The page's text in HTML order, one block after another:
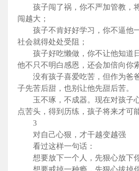
孩子闯了祸，你不严加管教，
闯越大；
孩子不肯好好学习，你不逼他
社会就得处处受阻；
孩子好吃懒做，你不让他知道
他不只不明白感恩，还会加倍向
没有孩子喜爱吃苦，但作为爸
子先苦后甜，也别让他先甜后苦。
玉不琢，不成器。现在对孩子
点苦头，得到历练，孩子将来才可
3
对自己心狠，才干越变越强
看过这样一句话：
想要放下一个人，先狠心放下你
想要戒掉一种瘾，先狠心拔掉你